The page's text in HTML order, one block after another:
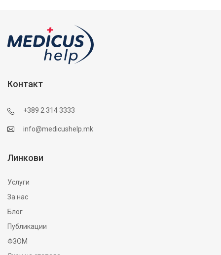
Контакт
+389 2 314 3333
info@medicushelp.mk
Линкови
Услуги
За нас
Блог
Публикации
ФЗОМ